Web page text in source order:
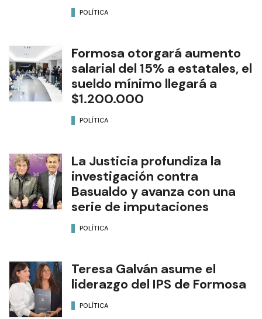
POLÍTICA
Formosa otorgará aumento
salarial del 15% a estatales, el
sueldo mínimo llegará a
$1.200.000
POLÍTICA
La Justicia profundiza la
investigación contra
Basualdo y avanza con una
serie de imputaciones
POLÍTICA
Teresa Galván asume el
liderazgo del IPS de Formosa
POLÍTICA